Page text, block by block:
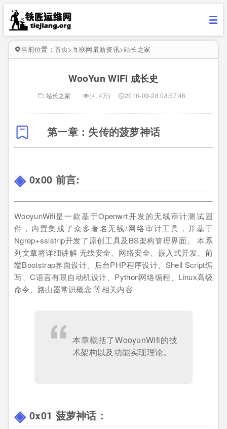
当前位置： 首页>互联网最新资讯>站长之家
WooYun WIFI 成长史
站长之家 (4..4万) 2016-09-28 08:57:46
第一章：失传的菠萝神话
0x00 前言:
WooyunWifi是一款基于Openwrt开发的无线审计测试固
件，内置集成了众多著名无线/网络审计工具，并基于
Ngrep+sslstrip开发了原创工具及BS架构管理界面。 本系
列文章将详细讲解 无线安全、网络安全、嵌入式开发、前
端Bootstrap界面设计、后台PHP程序设计、Shell Script编
写、C语言有限自动机设计、Python网络编程、Linux高级
命令、路由器常识概念 等相关内容
本章概括了WooyunWifi的技
术架构以及功能实现理论。
0x01 菠萝神话：